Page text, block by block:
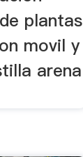
plantas
movil y
arena